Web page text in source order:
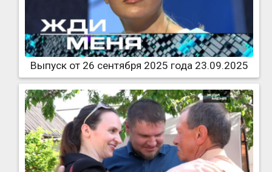
Выпуск от 26 сентября 2025 года 23.09.2025